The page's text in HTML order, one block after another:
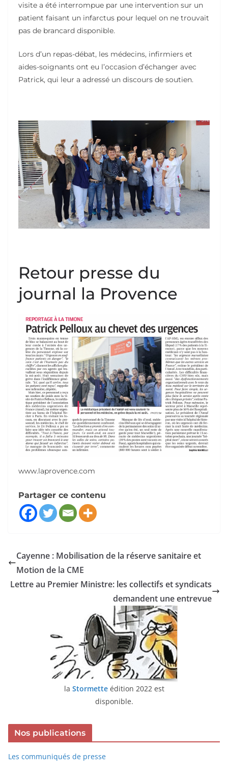
visite a été interrompue par une intervention sur un
patient faisant un infarctus pour lequel on ne trouvait
pas de brancard disponible.
Lors d’un repas-débat, les médecins, infirmiers et
aides-soignants ont eu l’occasion d’échanger avec
Patrick, qui leur a adressé un discours de soutien.
Retour presse du
journal la Provence
www.laprovence.com
Partager ce contenu
Cayenne : Mobilisation de la réserve sanitaire et
Motion de la CME
Lettre au Premier Ministre: les collectifs et syndicats
demandent une entrevue
la Stormetteédition 2022 est
disponible.
Nos publications
Les communiqués de presse